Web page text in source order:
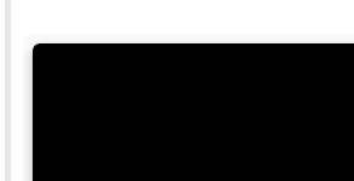
Instagram.